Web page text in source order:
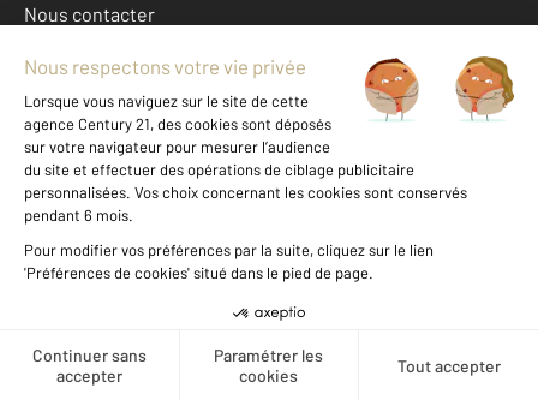
Téléphoner
Nous contacter
Mentions légales & CGU et Barèmes d'honoraires
Données personnelles
Gestionnaire des cookies